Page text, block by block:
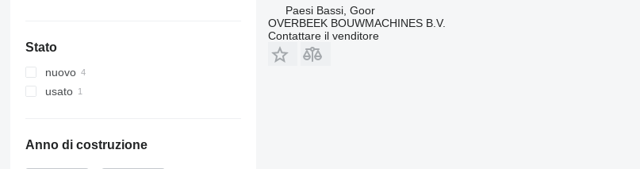
Stato
nuovo
usato
Anno di costruzione
Paesi Bassi, Goor
OVERBEEK BOUWMACHINES B.V.
Contattare il venditore